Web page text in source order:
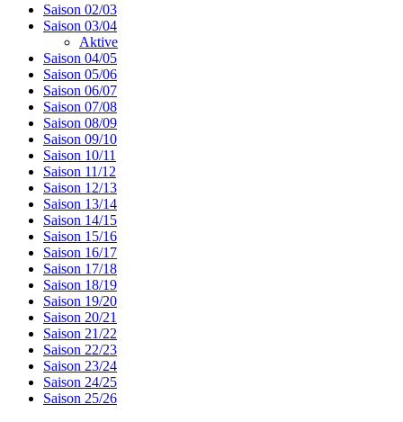
Saison 02/03
Saison 03/04
Aktive
Saison 04/05
Saison 05/06
Saison 06/07
Saison 07/08
Saison 08/09
Saison 09/10
Saison 10/11
Saison 11/12
Saison 12/13
Saison 13/14
Saison 14/15
Saison 15/16
Saison 16/17
Saison 17/18
Saison 18/19
Saison 19/20
Saison 20/21
Saison 21/22
Saison 22/23
Saison 23/24
Saison 24/25
Saison 25/26